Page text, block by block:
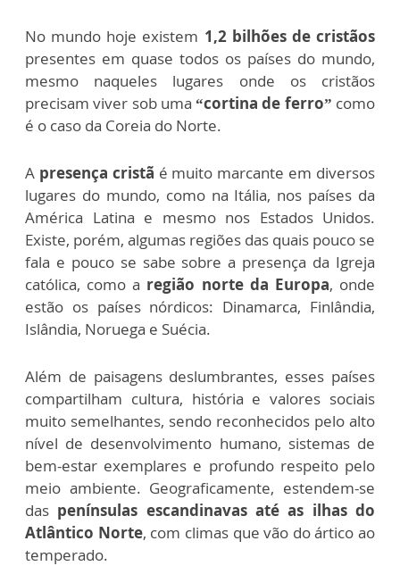
No mundo hoje existem 1,2 bilhões de cristãos
presentes em quase todos os países do mundo,
mesmo naqueles lugares onde os cristãos
precisam viver sob uma“cortina de ferro” como
é o caso da Coreia do Norte.
A presença cristã é muito marcante em diversos
lugares do mundo, como na Itália, nos países da
América Latina e mesmo nos Estados Unidos.
Existe, porém, algumas regiões das quais pouco se
fala e pouco se sabe sobre a presença da Igreja
católica, como a região norte da Europa, onde
estão os países nórdicos: Dinamarca, Finlândia,
Islândia, Noruega e Suécia.
Além de paisagens deslumbrantes, esses países
compartilham cultura, história e valores sociais
muito semelhantes, sendo reconhecidos pelo alto
nível de desenvolvimento humano, sistemas de
bem-estar exemplares e profundo respeito pelo
meio ambiente. Geograficamente, estendem-se
das penínsulas escandinavas até as ilhas do
Atlântico Norte, com climas que vão do ártico ao
temperado.